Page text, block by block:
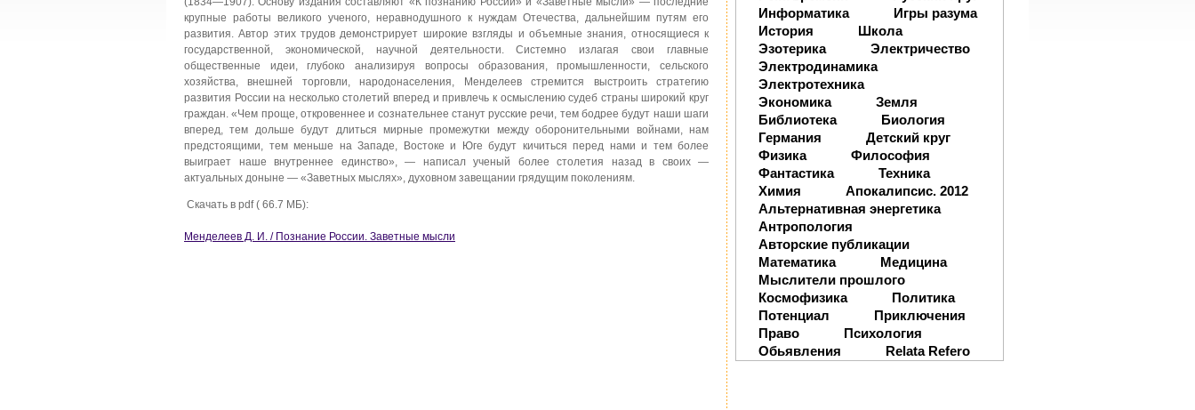
крупные работы великого ученого, неравнодушного к нуждам Отечества, дальнейшим путям его
развития. Автор этих трудов демонстрирует широкие взгляды и объемные знания, относящиеся к
государственной, экономической, научной деятельности. Системно излагая свои главные
общественные идеи, глубоко анализируя вопросы образования, промышленности, сельского
хозяйства, внешней торговли, народонаселения, Менделеев стремится выстроить стратегию
развития России на несколько столетий вперед и привлечь к осмыслению судеб страны широкий круг
граждан. «Чем проще, откровеннее и сознательнее станут русские речи, тем бодрее будут наши шаги
вперед, тем дольше будут длиться мирные промежутки между оборонительными войнами, нам
предстоящими, тем меньше на Западе, Востоке и Юге будут кичиться перед нами и тем более
выиграет наше внутреннее единство», — написал ученый более столетия назад в своих —
актуальных доныне — «Заветных мыслях», духовном завещании грядущим поколениям.
Скачать в pdf ( 66.7 МБ):
Менделеев Д. И. / Познание России. Заветные мысли
Информатика
Игры разума
История
Школа
Эзотерика
Электричество
Электродинамика
Электротехника
Экономика
Земля
Библиотека
Биология
Германия
Детский круг
Физика
Философия
Фантастика
Техника
Химия
Апокалипсис. 2012
Альтернативная энергетика
Антропология
Авторские публикации
Математика
Медицина
Мыслители прошлого
Космофизика
Политика
Потенциал
Приключения
Право
Психология
Обьявления
Relata Refero